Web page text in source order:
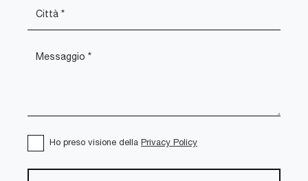
Ho preso visione della Privacy Policy